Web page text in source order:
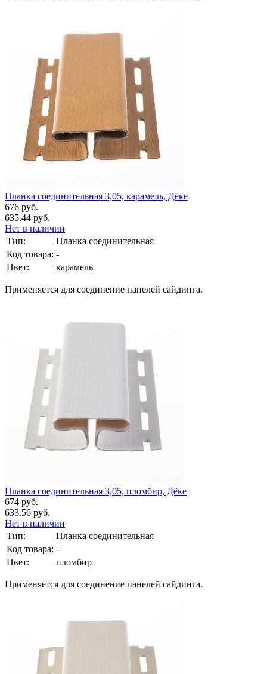
Планка соединительная 3,05, карамель, Дёке
676 руб.
635.44 руб.
Нет в наличии
Тип:
Планка соединительная
Код товара: -
Цвет:
карамель
Применяется для соединение панелей сайдинга.
Планка соединительная 3,05, пломбир, Дёке
674 руб.
633.56 руб.
Нет в наличии
Тип:
Планка соединительная
Код товара: -
Цвет:
пломбир
Применяется для соединение панелей сайдинга.